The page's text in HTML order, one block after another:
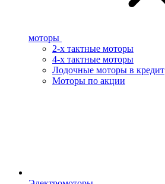
моторы
2-х тактные моторы
4-х тактные моторы
Лодочные моторы в кредит
Моторы по акции